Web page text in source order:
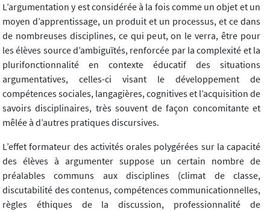
L’argumentation y est considérée à la fois comme un objet et un
moyen d’apprentissage, un produit et un processus, et ce dans
de nombreuses disciplines, ce qui peut, on le verra, être pour
les élèves source d’ambiguïtés, renforcée par la complexité et la
plurifonctionnalité en contexte éducatif des situations
argumentatives, celles-ci visant le développement de
compétences sociales, langagières, cognitives et l’acquisition de
savoirs disciplinaires, très souvent de façon concomitante et
mêlée à d’autres pratiques discursives.
L’effet formateur des activités orales polygérées sur la capacité
des élèves à argumenter suppose un certain nombre de
préalables communs aux disciplines (climat de classe,
discutabilité des contenus, compétences communicationnelles,
règles éthiques de la discussion, professionnalité de